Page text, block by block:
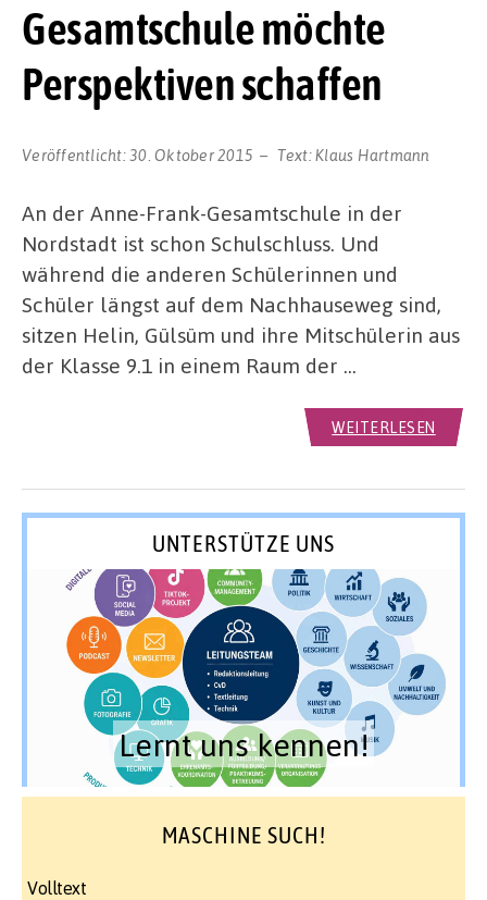
Gesamtschule möchte
Perspektiven schaffen
Veröffentlicht: 30. Oktober 2015 Text: Klaus Hartmann
An der Anne-Frank-Gesamtschule in der
Nordstadt ist schon Schulschluss. Und
während die anderen Schülerinnen und
Schüler längst auf dem Nachhauseweg sind,
sitzen Helin, Gülsüm und ihre Mitschülerin aus
der Klasse 9.1 in einem Raum der …
WEITERLESEN
UNTERSTÜTZE UNS
Lernt uns kennen!
MASCHINE SUCH!
Volltext